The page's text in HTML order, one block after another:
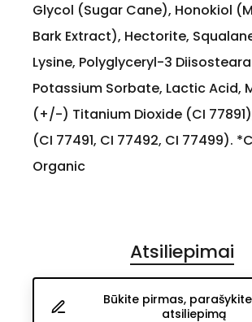
Glycol (Sugar Cane), Honokiol
Bark Extract), Hectorite,
Lysine, Polyglyceryl-3
Potassium Sorbate, Lactic Acid,
(+/-) Titanium Dioxide (CI
(CI 77491, CI 77492, CI 77499).
Organic
Atsiliepimai
Būkite pirmas,
atsiliepimą